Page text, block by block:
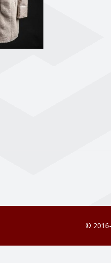
©